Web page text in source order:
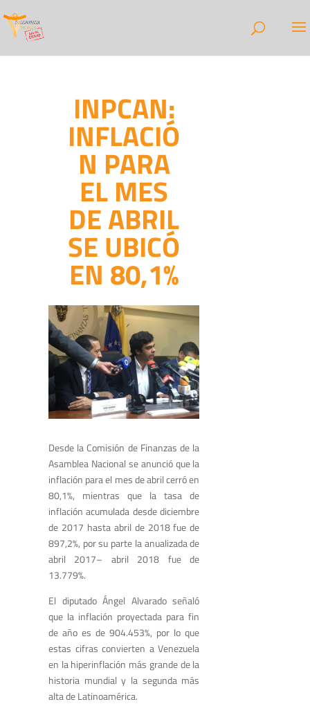
INPCAN:
INFLACIÓ
N PARA
EL MES
DE ABRIL
SE UBICÓ
EN 80,1%
Desde la Comisión de Finanzas de la
Asamblea Nacional se anunció que la
inflación para el mes de abril cerró en
80,1%, mientras que la tasa de
inflación acumulada desde diciembre
de 2017 hasta abril de 2018 fue de
897,2%, por su parte la anualizada de
abril 2017– abril 2018 fue de
13.779%.
El diputado Ángel Alvarado señaló
que la inflación proyectada para fin
de año es de 904.453%, por lo que
estas cifras convierten a Venezuela
en la hiperinflación más grande de la
historia mundial y la segunda más
alta de Latinoamérica.